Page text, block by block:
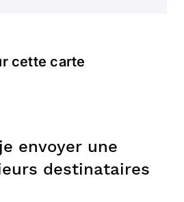
cette carte
envoyer une
destinataires